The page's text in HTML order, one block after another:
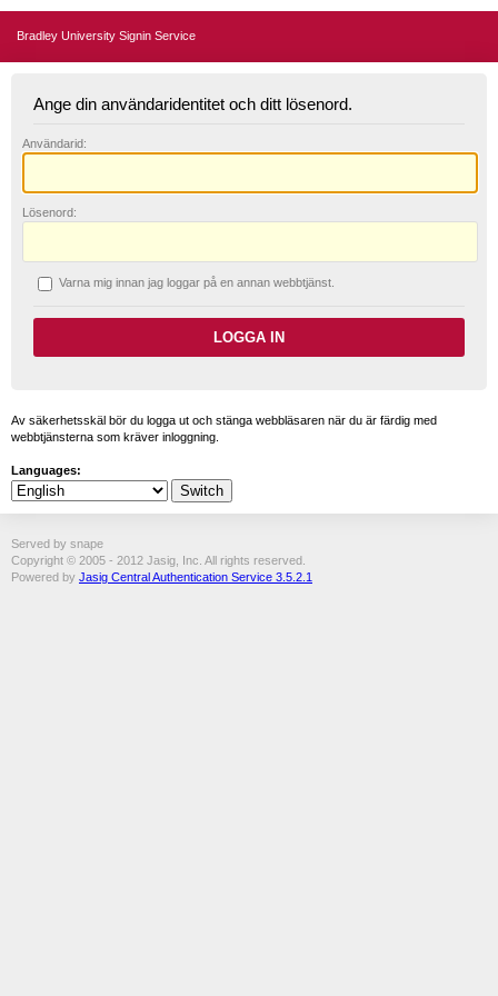
Bradley University Signin Service
Ange din användaridentitet och ditt lösenord.
Användarid:
L ösenord:
Varna mig innan jag loggar på en annan webbtjänst.
Av säkerhetsskäl bör du logga ut och stänga webbläsaren när du är färdig med
webbtjänsterna som kräver inloggning.
Languages:
Served by snape
Copyright © 2005 - 2012 Jasig, Inc. All rights reserved.
Powered by Jasig Central Authentication Service 3.5.2.1